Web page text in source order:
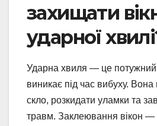
захищати
ударної
Ударна хвиля — це потужний
виникає під час вибуху.
скло, розкидати уламки та
травм. Заклеювання вікон —